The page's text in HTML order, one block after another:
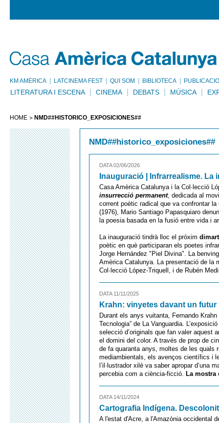
KM AMÈRICA LATCINEMA FEST QUI SOM BIBLIOTECA
LITERATURA I ESCENA CINEMA DEBATS MÚSICA
HOME NMD##HISTORICO_EXPOSICIONES##
NMD##historico_exposiciones##
DATA 02/06/2026
Inauguració | Infrarrealisme.
Casa Amèrica Catalunya i la Col·lecció
insurrecció permanent, dedicada al
corrent poètic radical que va confrontar
(1976), Mario Santiago Papasquiaro
la poesia basada en la fusió entre vida i
La inauguració tindrà lloc el pròxim
poètic en què participaran els poetes
Jorge Hernández "Piel Divina". La
Amèrica Catalunya. La presentació de la
Col·lecció López-Triquell, i de Rubén
DATA 11/11/2025
Krahn: vinyetes davant un futur
Durant els anys vuitanta, Fernando
Tecnologia” de La Vanguardia.
selecció d’originals que fan valer aquest
el domini del color. A través de prop de
de fa quaranta anys, moltes de les quals
mediambientals, els avenços científics i
l’il·lustrador xilè va saber apropar d’una
percebia com a ciència-ficció. La mostra
DATA 14/11/2024
Cartografia Indígena.
A l'estat d'Acre, a l'Amazònia occidental